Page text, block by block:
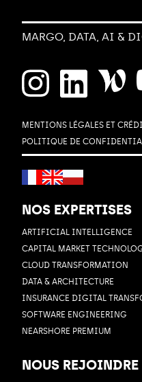
MARGO, DATA, AI &
MENTIONS LÉGALES ET
POLITIQUE DE
NOS EXPERTISES
ARTIFICIAL INTELLIGENCE
CAPITAL MARKET
CLOUD TRANSFORMATION
DATA & ARCHITECTURE
INSURANCE DIGITAL
SOFTWARE ENGINEERING
NEARSHORE PREMIUM
NOUS REJOINDRE